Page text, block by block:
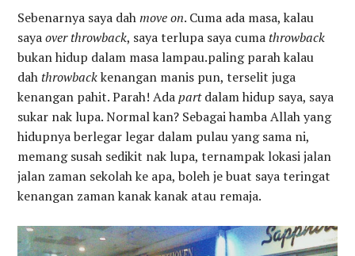
Sebenarnya saya dahmove on. Cuma ada masa, kalau
sayaover throwback, saya terlupa saya cumathrowback
bukan hidup dalam masa lampau.paling parah kalau
dahthrowbackkenangan manis pun, terselit juga
kenangan pahit. Parah! Adapartdalam hidup saya, saya
sukar nak lupa. Normal kan? Sebagai hamba Allah yang
hidupnya berlegar legar dalam pulau yang sama ni,
memang susah sedikit nak lupa, ternampak lokasi jalan
jalan zaman sekolah ke apa, boleh je buat saya teringat
kenangan zaman kanak kanak atau remaja.